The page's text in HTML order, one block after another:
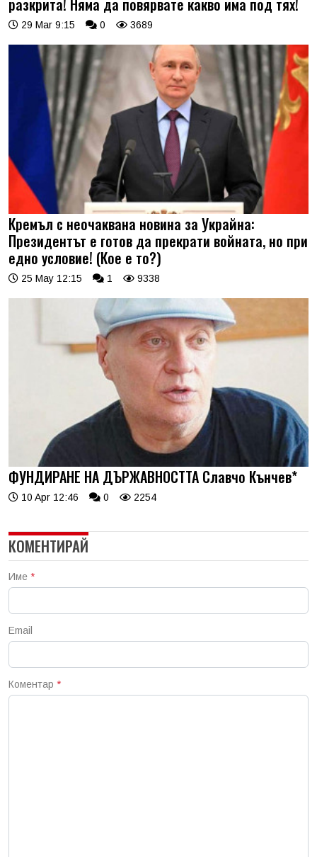
разкрита! Няма да повярвате какво има под тях!
29 Mar 9:15 0 3689
Кремъл с неочаквана новина за Украйна:
Президентът е готов да прекрати войната, но при
едно условие! (Кое е то?)
25 May 12:15 1 9338
ФУНДИРАНЕ НА ДЪРЖАВНОСТТА Славчо Кънчев*
10 Apr 12:46 0 2254
КОМЕНТИРАЙ
Име *
Email
Коментар *